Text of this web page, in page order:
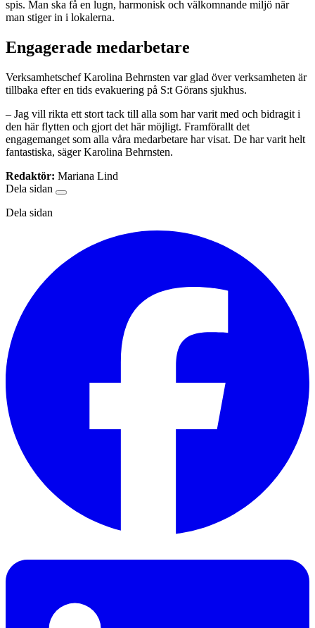
spis. Man ska få en lugn, harmonisk och välkomnande miljö när
man stiger in i lokalerna.
Engagerade medarbetare
Verksamhetschef Karolina Behrnsten var glad över verksamheten är
tillbaka efter en tids evakuering på S:t Görans sjukhus.
– Jag vill rikta ett stort tack till alla som har varit med och bidragit i
den här flytten och gjort det här möjligt. Framförallt det
engagemanget som alla våra medarbetare har visat. De har varit helt
fantastiska, säger Karolina Behrnsten.
Redaktör: Mariana Lind
Dela sidan
Dela sidan